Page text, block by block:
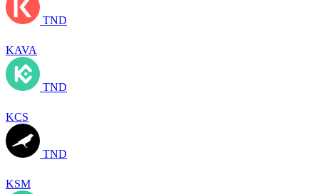
TND
KAVA
TND
KCS
TND
KSM